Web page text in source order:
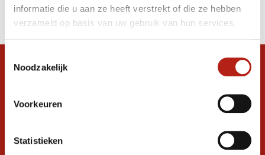
informatie die u aan ze heeft verstrekt of die ze hebben
verzameld op basis van uw gebruik van hun services.
Noodzakelijk
Voorkeuren
Statistieken
Filter
Sorteren op
Snel antwoord op je vraag?
graag verder. 24/7